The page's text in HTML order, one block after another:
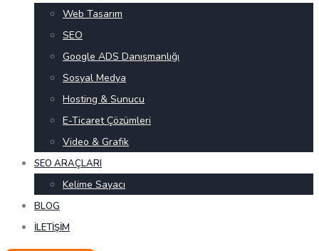
Web Tasarım
SEO
Google ADS Danışmanlığı
Sosyal Medya
Hosting & Sunucu
E-Ticaret Çözümleri
Video & Grafik
SEO ARAÇLARI
Kelime Sayacı
BLOG
İLETIŞIM